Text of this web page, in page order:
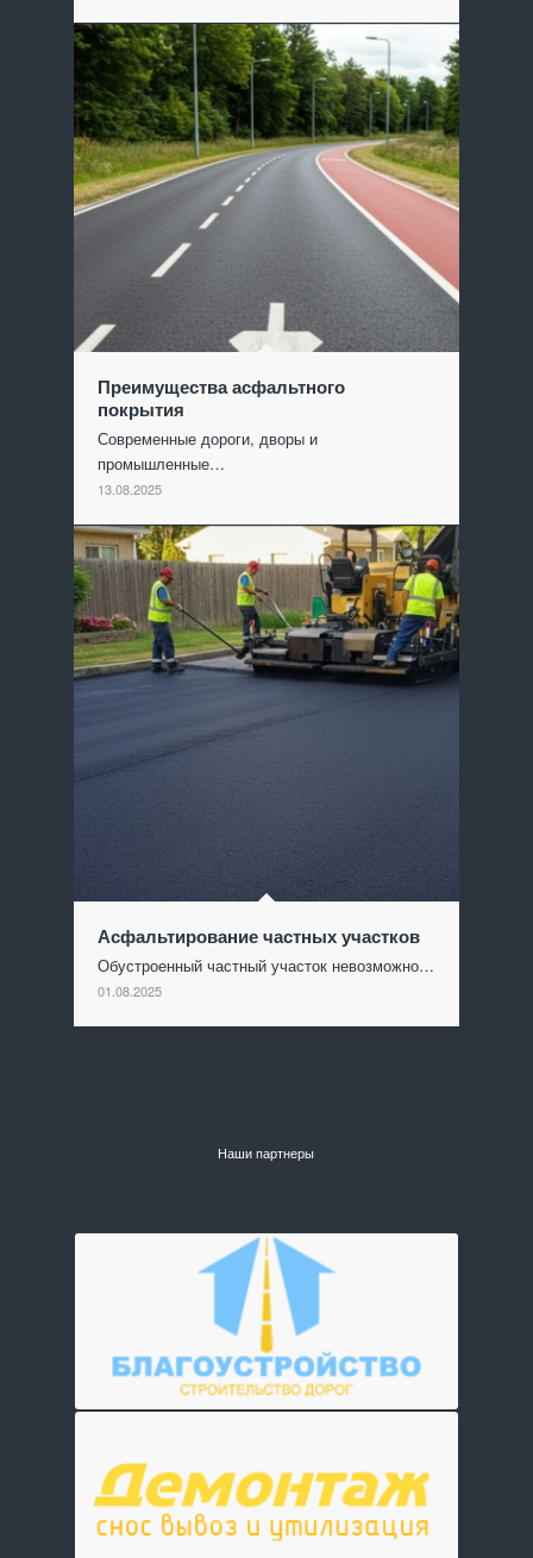
Преимущества асфальтного
покрытия
Современные дороги, дворы и
промышленные…
13.08.2025
Асфальтирование частных участков
Обустроенный частный участок невозможно…
01.08.2025
Наши партнеры